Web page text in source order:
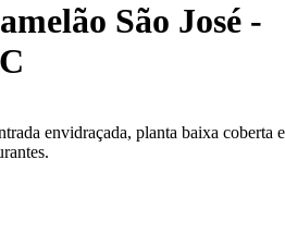
São José -
envidraçada, planta baixa coberta e